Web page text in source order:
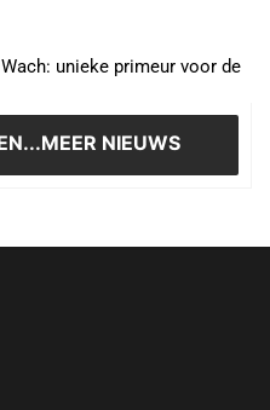
unieke primeur voor de
NIEUWS